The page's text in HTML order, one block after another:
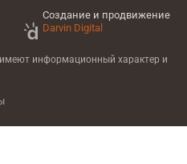
Создание и продвижение
Darvin Digital
информационный характер и